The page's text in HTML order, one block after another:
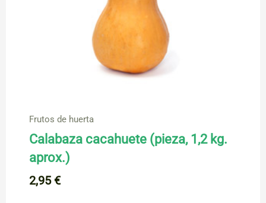
Frutos de huerta
Calabaza cacahuete (pieza, 1,2 kg.
aprox.)
2,95 €